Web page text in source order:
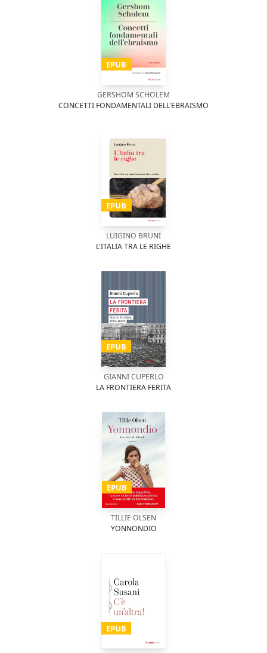
EPUB
GERSHOM SCHOLEM
CONCETTI FONDAMENTALI DELL'EBRAISMO
EPUB
LUIGINO BRUNI
L'ITALIA TRA LE RIGHE
EPUB
GIANNI CUPERLO
LA FRONTIERA FERITA
EPUB
TILLIE OLSEN
YONNONDIO
EPUB